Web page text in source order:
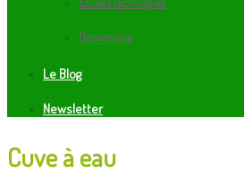
Domotique
Le Blog
Newsletter
Cuve à eau